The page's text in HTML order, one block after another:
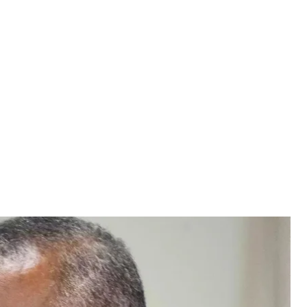
28 червня 2023 року
Balce Ceneta
знову шпиталізували — цього разу через
про це повідомили.